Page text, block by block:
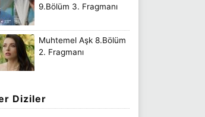
9.Bölüm 3. Fragmanı
Muhtemel Aşk 8.Bölüm
2. Fragmanı
Diziler